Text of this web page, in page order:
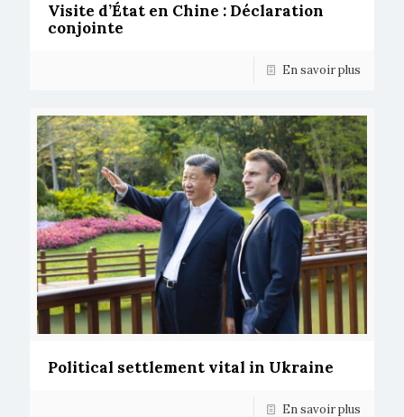
Visite d’État en Chine : Déclaration
conjointe
En savoir plus
Political settlement vital in Ukraine
En savoir plus